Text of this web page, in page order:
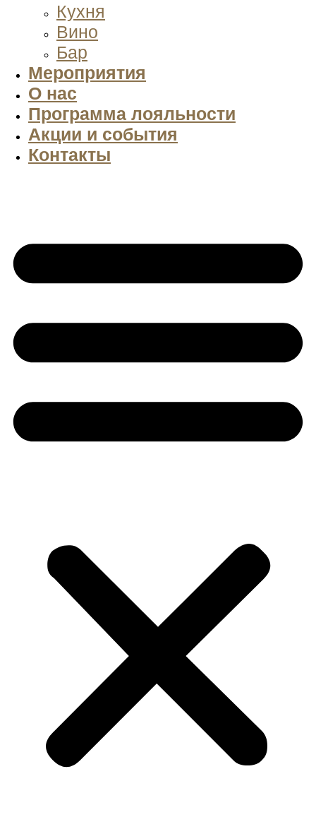
Кухня
Вино
Бар
Мероприятия
О нас
Программа лояльности
Акции и события
Контакты